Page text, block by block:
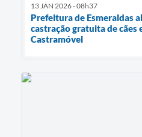
13 JAN 2026 - 08h37
Prefeitura de Esmeraldas
castração gratuita de cães
Castramóvel